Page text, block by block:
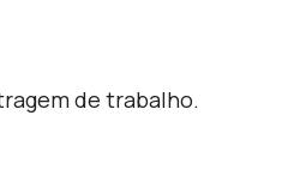
de trabalho.